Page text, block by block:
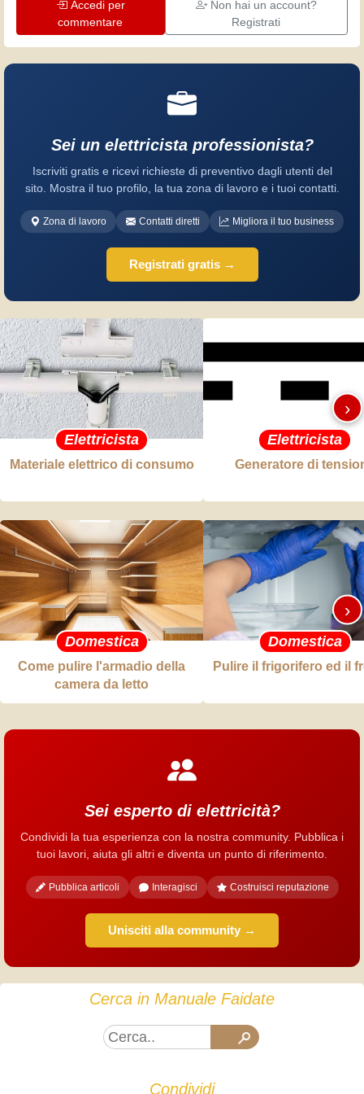
Accedi per
commentare
Non hai un account?
Registrati
Sei un elettricista professionista?
Iscriviti gratis e ricevi richieste di preventivo dagli utenti del
sito. Mostra il tuo profilo, la tua zona di lavoro e i tuoi contatti.
Zona di lavoro Contatti diretti Migliora il tuo business
Registrati gratis →
Elettricista
Materiale elettrico di consumo
Elettricista
Generatore di
›
Domestica
Come pulire l'armadio della
camera da letto
Domestica
Pulire il frigorifero ed il
›
Sei esperto di elettricità?
Condividi la tua esperienza con la nostra community. Pubblica i
tuoi lavori, aiuta gli altri e diventa un punto di riferimento.
Pubblica articoli Interagisci Costruisci reputazione
Unisciti alla community →
Cerca in Manuale Faidate
Condividi